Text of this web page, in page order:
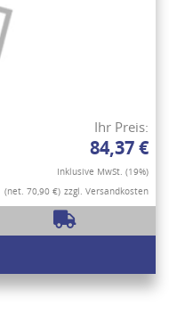
Ihr Preis:
84,37 €
Inklusive MwSt. (19%)
(net. 70,90 €) zzgl. Versandkosten